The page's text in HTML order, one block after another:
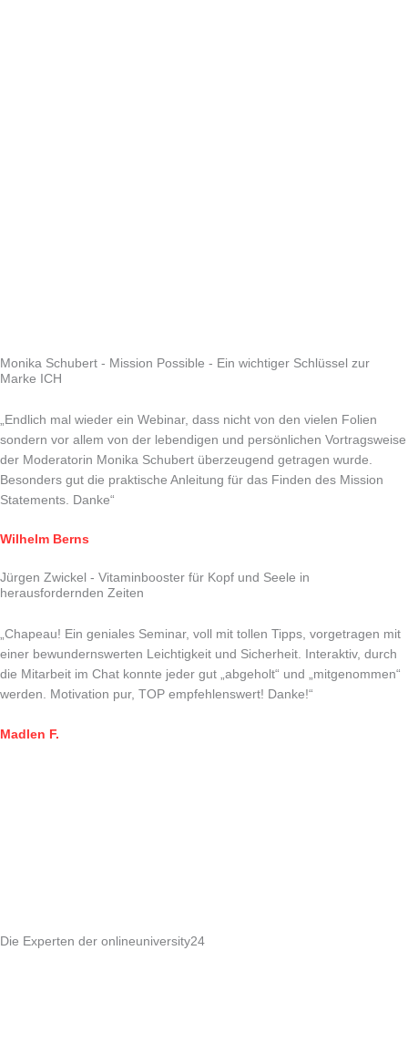
Monika Schubert - Mission Possible - Ein wichtiger Schlüssel zur
Marke ICH
„Endlich mal wieder ein Webinar, dass nicht von den vielen Folien
sondern vor allem von der lebendigen und persönlichen Vortragsweise
der Moderatorin Monika Schubert überzeugend getragen wurde.
Besonders gut die praktische Anleitung für das Finden des Mission
Statements. Danke“
Wilhelm Berns
Jürgen Zwickel - Vitaminbooster für Kopf und Seele in
herausfordernden Zeiten
„Chapeau! Ein geniales Seminar, voll mit tollen Tipps, vorgetragen mit
einer bewundernswerten Leichtigkeit und Sicherheit. Interaktiv, durch
die Mitarbeit im Chat konnte jeder gut „abgeholt“ und „mitgenommen“
werden. Motivation pur, TOP empfehlenswert! Danke!“
Madlen F.
Die Experten der onlineuniversity24